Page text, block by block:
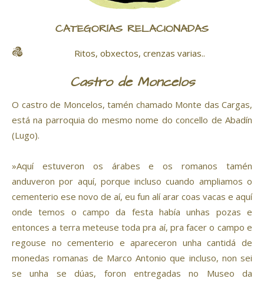
CATEGORÍAS RELACIONADAS
Ritos, obxectos, crenzas varias..
Castro de Moncelos
O castro de Moncelos, tamén chamado Monte das Cargas,
está na parroquia do mesmo nome do concello de Abadín
(Lugo).
»Aquí estuveron os árabes e os romanos tamén
anduveron por aquí, porque incluso cuando ampliamos o
cementerio ese novo de aí, eu fun alí arar coas vacas e aquí
onde temos o campo da festa había unhas pozas e
entonces a terra meteuse toda pra aí, pra facer o campo e
regouse no cementerio e apareceron unha cantidá de
monedas romanas de Marco Antonio que incluso, non sei
se unha se dúas, foron entregadas no Museo da